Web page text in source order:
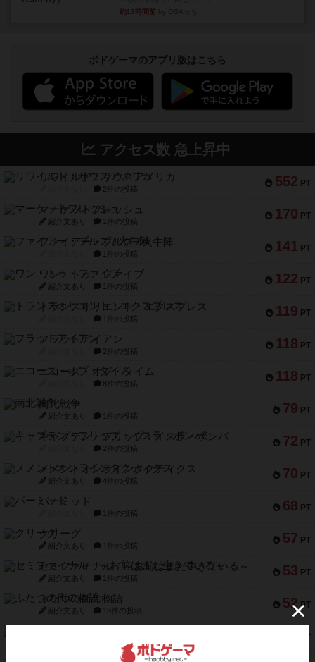
約13時間前
ボドゲーマのアプリ版はこちら
アクセス数 急上昇中
552 PT
リワイルド：サウスアメリカ
2件の投稿
170 PT
マーケットフレッシュ
紹介文あり 1件の投稿
141 PT
ファイアー・ブルズ / 火牛陣
1件の投稿
122 PT
ワン・トゥ・ファイブ
紹介文あり 1件の投稿
119 PT
トランスオリエント・エクスプレス
1件の投稿
118 PT
フラットアイアン
2件の投稿
118 PT
エコーズ・オブ・タイム
8件の投稿
79 PT
南北戦争
紹介文あり 1件の投稿
72 PT
キャプテン・フリップ：イスラ・ボンバ
2件の投稿
70 PT
メメントオンラインタクティクス
紹介文あり 4件の投稿
68 PT
パーミッド
1件の投稿
57 PT
クリーグ
紹介文あり 1件の投稿
53 PT
セミファイナル ～お前はまだ生きている～
紹介文あり 1件の投稿
52 PT
ふたつの街の物語
紹介文あり 18件の投稿
PT
4件の投稿